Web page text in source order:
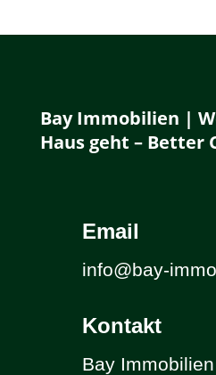
Bay Immobilien |
Haus geht – Better
Email
info@bay-
Kontakt
Bay